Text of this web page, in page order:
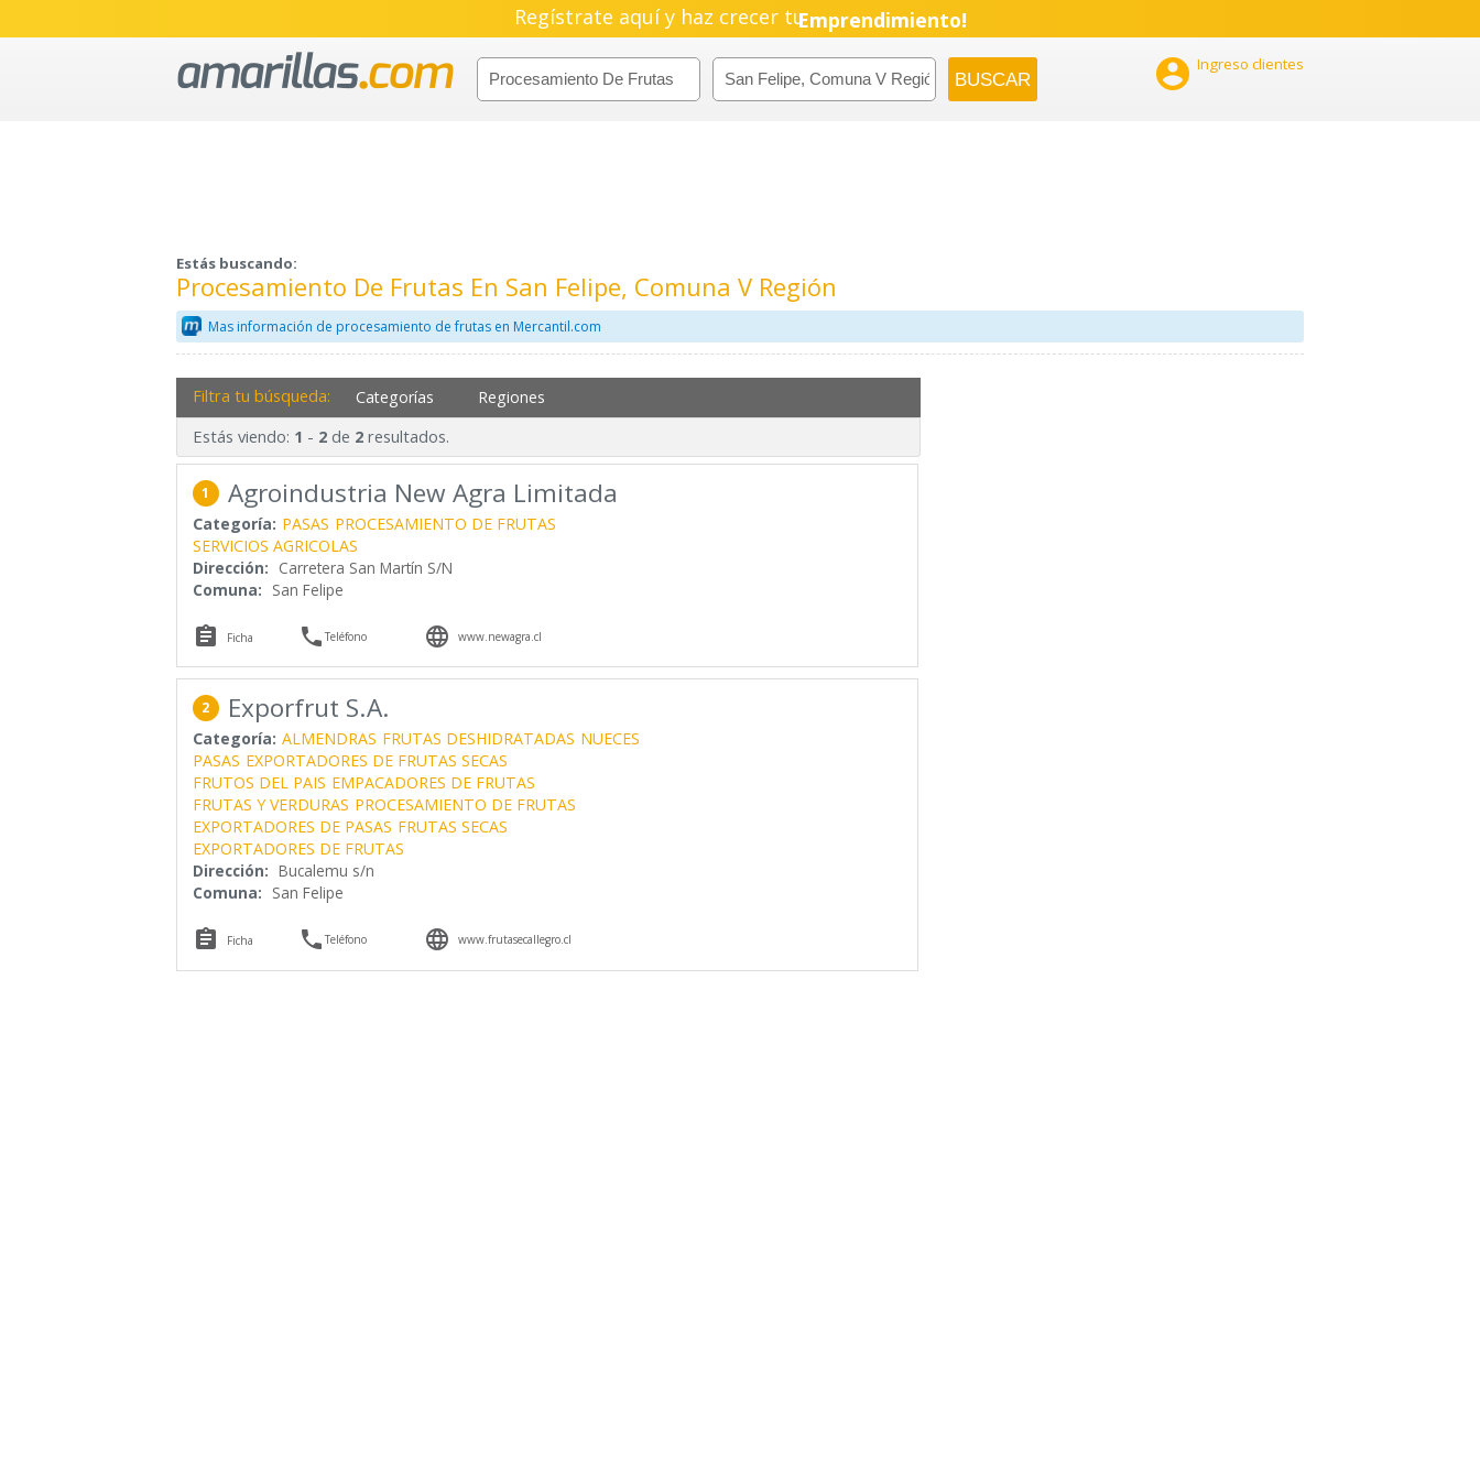
Regístrate aquí y haz crecer tuEmprendimiento!
 Ingreso clientes
Estás buscando:
Procesamiento De Frutas En San Felipe, Comuna V Región
Mas información de procesamiento de frutas en Mercantil.com
Filtra tu búsqueda: Categorías Regiones
Estás viendo: 1 - 2de 2resultados.
1 Agroindustria New Agra Limitada
Categoría: PASAS PROCESAMIENTO DE FRUTAS
SERVICIOS AGRICOLAS
Dirección: Carretera San Martín S/N
Comuna: San Felipe
 Ficha Teléfono  www.newagra.cl
2 Exporfrut S.A.
Categoría: ALMENDRAS FRUTAS DESHIDRATADAS NUECES
PASAS EXPORTADORES DE FRUTAS SECAS
FRUTOS DEL PAIS EMPACADORES DE FRUTAS
FRUTAS Y VERDURAS PROCESAMIENTO DE FRUTAS
EXPORTADORES DE PASAS FRUTAS SECAS
EXPORTADORES DE FRUTAS
Dirección: Bucalemu s/n
Comuna: San Felipe
 Ficha Teléfono  www.frutasecallegro.cl